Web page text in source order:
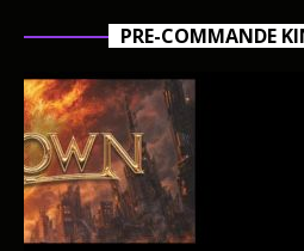
PRE-COMMANDE